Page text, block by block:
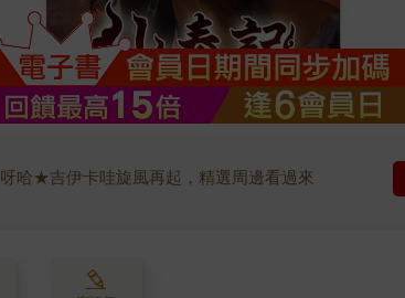
呀哈★吉伊卡哇旋風再起，精選周邊看過來